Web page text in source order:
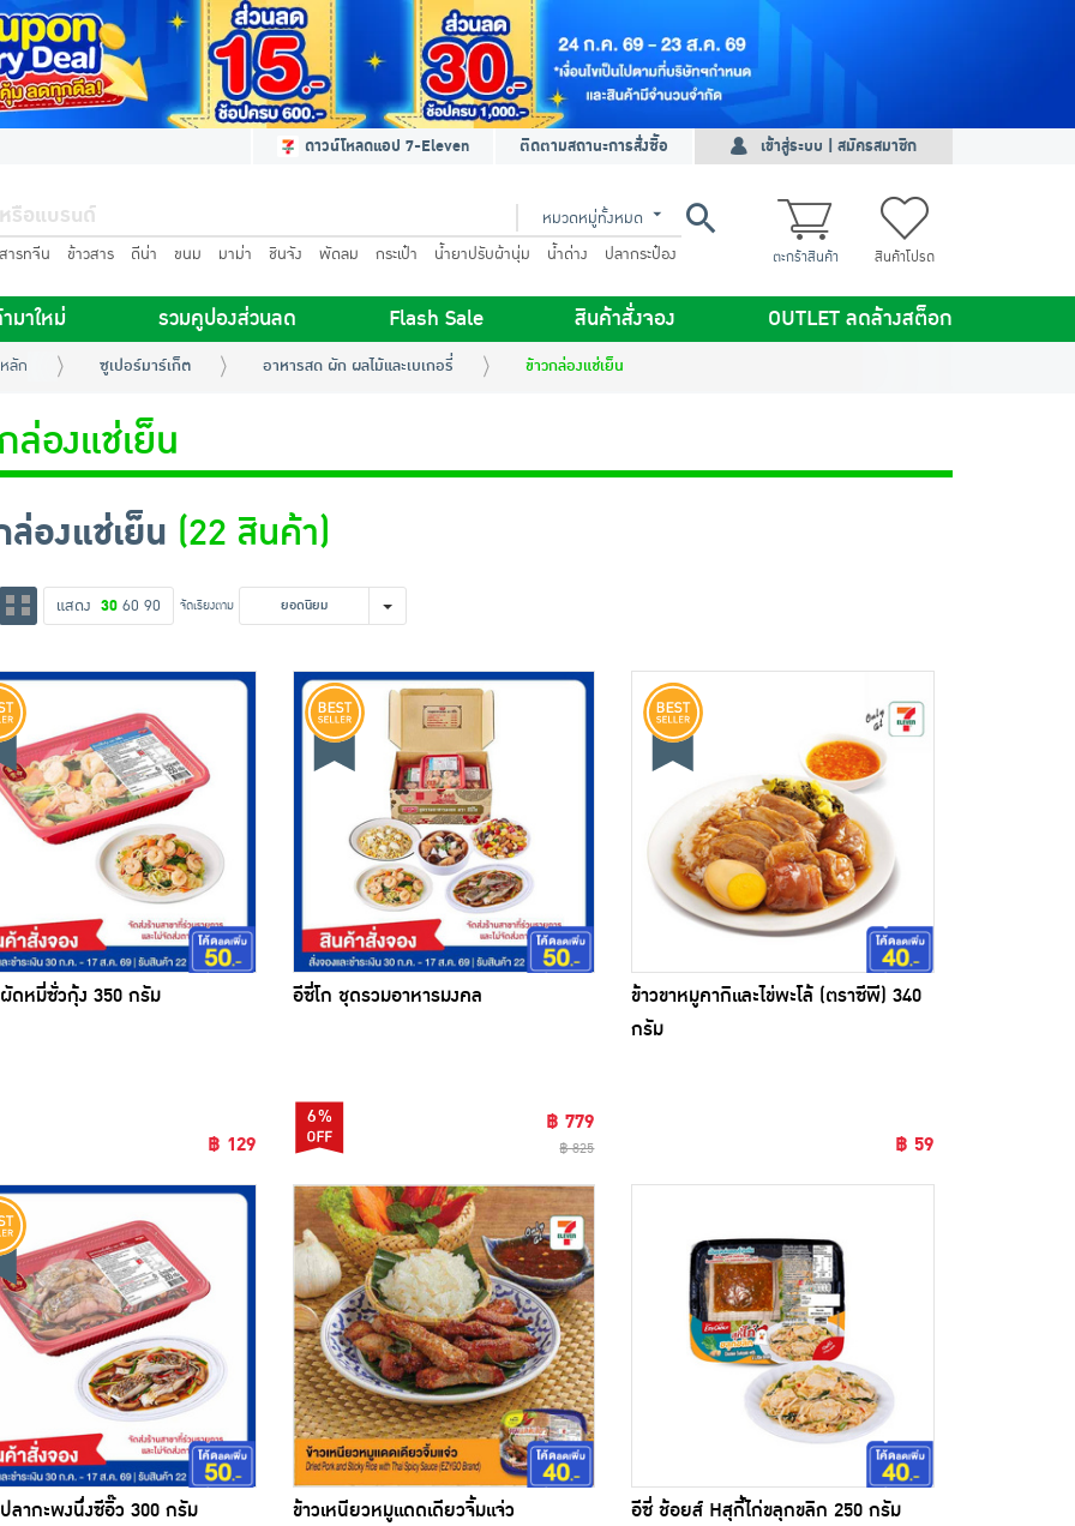
ดาวน์โหลดแอป 7-Eleven ติดตามสถานะการสั่งซื้อ เข้าสู่ระบบ | สมัครสมาชิก
หมวดหมู่ทั้งหมด
ารทจีน ข้าวสาร ดีน่า ขนม มาม่า ชินจัง พัดลม กระเป๋า น้ำยาปรับผ้านุ่ม น้ำด่าง ปลากระป๋อง ตะกร้าสินค้า สินค้าโปรด
มาใหม่ รวมคูปองส่วนลด Flash Sale สินค้าสั่งจอง OUTLET ลดล้างสต็อก
ลัก ซูเปอร์มาร์เก็ต อาหารสด ผัก ผลไม้และเบเกอรี่ ข้าวกล่องแช่เย็น
ล่องแช่เย็น
ล่องแช่เย็น (22 สินค้า)
แสดง 30 60 90 จัดเรียงตาม ยอดนิยม
ดหมี่ซั่วกุ้ง 350 กรัม
฿ 129
อีซี่โก ชุดรวมอาหารมงคล
6% ฿ 779
฿ 825
ข้าวขาหมูคากิและไข่พะโล้ (ตราซีพี) 340
กรัม
฿ 59
ลากะพงนึ่งซีอิ๊ว 300 กรัม ข้าวเหนียวหมูแดดเดียวจิ้มแจ่ว อีซี่ ช้อยส์ Hสุกี้ไก่ขลุกขลิก 250 กรัม